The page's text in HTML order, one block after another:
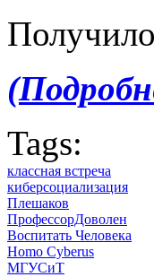
Tags:
классная встреча
киберсоциализация
Плешаков
ПрофессорДоволен
Воспитать Человека
Homo Cyberus
МГУСиТ